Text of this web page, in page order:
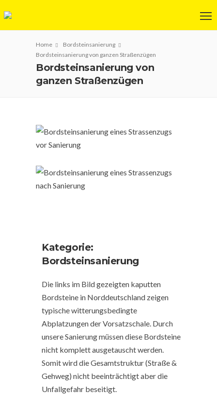
Home
Bordsteinsanierung
Bordsteinsanierung von ganzen Straßenzügen
Bordsteinsanierung von
ganzen Straßenzügen
Kategorie:
Bordsteinsanierung
Die links im Bild gezeigten kaputten
Bordsteine in Norddeutschland zeigen
typische witterungsbedingte
Abplatzungen der Vorsatzschale. Durch
unsere Sanierung müssen diese Bordsteine
nicht komplett ausgetauscht werden.
Somit wird die Gesamtstruktur (Straße &
Gehweg) nicht beeinträchtigt aber die
Unfallgefahr beseitigt.